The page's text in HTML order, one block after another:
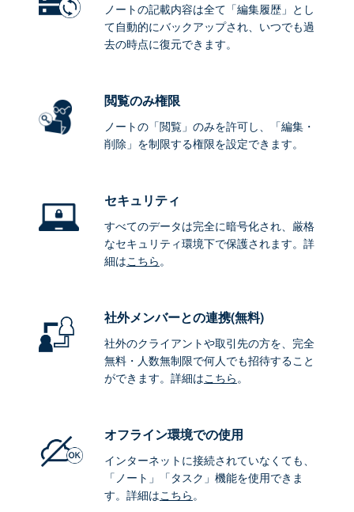
ノートの記載内容は全て「編集履歴」とし
て自動的にバックアップされ、いつでも過
去の時点に復元できます。
閲覧のみ権限
ノートの「閲覧」のみを許可し、「編集・
削除」を制限する権限を設定できます。
セキュリティ
すべてのデータは完全に暗号化され、厳格
なセキュリティ環境下で保護されます。詳
細はこちら。
社外メンバーとの連携(無料)
社外のクライアントや取引先の方を、完全
無料・人数無制限で何人でも招待すること
ができます。詳細はこちら。
オフライン環境での使用
インターネットに接続されていなくても、
「ノート」「タスク」機能を使用できま
す。詳細はこちら。